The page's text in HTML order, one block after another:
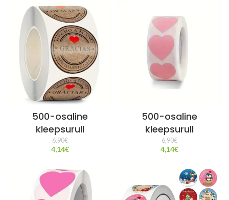
500-osaline
kleepsurull
6,90€
4,14€
500-osaline
kleepsurull
6,90€
4,14€